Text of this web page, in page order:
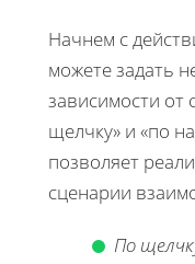
Начнем с
можете задать
зависимости от
щелчку» и «по
позволяет
сценарии
По